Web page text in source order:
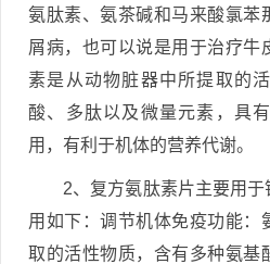
氨肽素、氨茶碱和马来酸氯苯
屑病，也可以说是用于治疗牛
素是从动物脏器中所提取的
酸、多肽以及微量元素，具
用，有利于机体的营养代谢。
2、复方氨肽素片主要用
用如下：调节机体免疫功能：
取的活性物质，含有多种氨基